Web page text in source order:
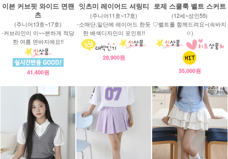
이븐 커브핏 와이드 면팬
츠
(주니어13호~17호)
-커브라인이 이~~븐하게 적당
한 여름 면바지에요!!
41,400원
잇츠미 레이어드 셔링티
(주니어11호~17호)
-소매단,밑단에 레이어드 한듯
한 배색디자인이 포인트!!
28,900원
로제 스쿨룩 벨트 스커트
(12세~성인55)
♡벨트를 함께드려요~(속바지
ㅇ)
35,000원